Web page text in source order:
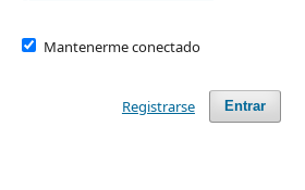
Mantenerme conectado
Entrar
Registrarse